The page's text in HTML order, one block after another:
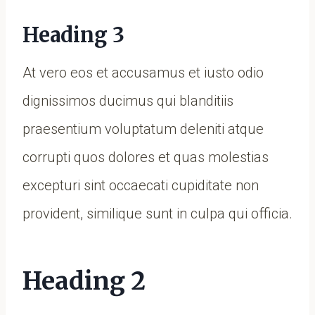
Heading 3
At vero eos et accusamus et iusto odio
dignissimos ducimus qui blanditiis
praesentium voluptatum deleniti atque
corrupti quos dolores et quas molestias
excepturi sint occaecati cupiditate non
provident, similique sunt in culpa qui officia.
Heading 2